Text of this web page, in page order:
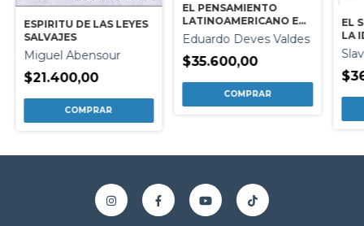
ESPIRITU DE LAS LEYES
SALVAJES
Miguel Abensour
$21.400,00
EL PENSAMIENTO
LATINOAMERICANO EN
EL SIGLO XX - TOMO II
Eduardo Deves Valdes
$35.600,00
EL
LA